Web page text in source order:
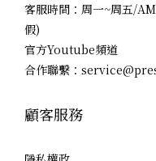
客服時間：周一~周五/
假)
官方Youtube頻道
合作聯繫：
顧客服務